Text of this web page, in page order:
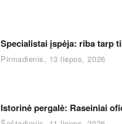
Specialistai įspėja: riba tarp
Pirmadienis, 13 liepos, 2026
Istorinė pergalė: Raseiniai